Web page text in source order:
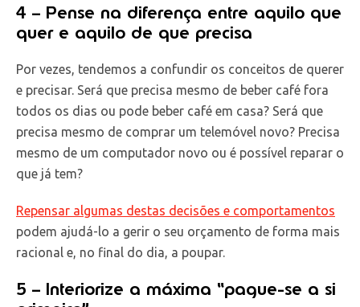
4 – Pense na diferença entre aquilo que
quer e aquilo de que precisa
Por vezes, tendemos a confundir os conceitos de querer
e precisar. Será que precisa mesmo de beber café fora
todos os dias ou pode beber café em casa? Será que
precisa mesmo de comprar um telemóvel novo? Precisa
mesmo de um computador novo ou é possível reparar o
que já tem?
Repensar algumas destas decisões e comportamentos
podem ajudá-lo a gerir o seu orçamento de forma mais
racional e, no final do dia, a poupar.
5 – Interiorize a máxima “pague-se a si